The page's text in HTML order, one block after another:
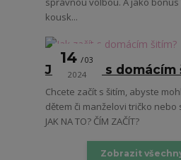
kousk...
14 03
2024
Jak začít s domácím
Chcete začít s šitím, abyste
dětem či manželovi tričko nebo
JAK NA TO? ČÍM ZAČÍT?
Zobrazit